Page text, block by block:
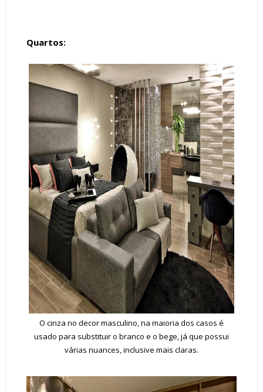
Quartos:
O cinza no decor masculino, na maioria dos casos é
usado para substituir o branco e o bege, já que possui
várias nuances, inclusive mais claras.